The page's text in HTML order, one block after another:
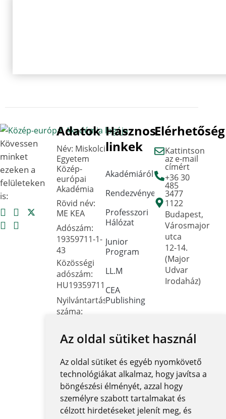
Az oldal sütiket használ
Az oldal sütiket és egyéb nyomkövető
technológiákat alkalmaz, hogy javítsa a
böngészési élményét, azzal hogy
személyre szabott tartalmakat és
célzott hirdetéseket jelenít meg, és
Kövessen
minket
ezeken a
felületeken
is:
Adatok
Név: Miskolci
Egyetem
Közép-
európai
Akadémia
Rövid név:
ME KEA
Adószám:
19359711-1-
43
Közösségi
adószám:
HU19359711
Nyilvántartási
száma:
Hivatal
FNYF/419-
4/2023
Székhely:
1122
Budapest,
Városmajor
utca 12-14.
Hasznos
linkek
Akadémiáról
Rendezvények
Professzori
Hálózat
Junior
Program
LL.M
CEA
Publishing
Kapcsolat
adatok
Közadatkereső
rendszer
Központi
Elérhetőség
Kattintson
az e-mail
címért
+36 30
485
3477
1122
Budapest,
Városmajor
utca
12-14.
(Major
Udvar
Irodaház)